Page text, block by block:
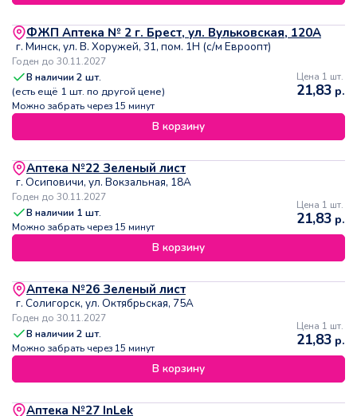
ФЖП Аптека № 2 г. Брест, ул. Вульковская, 120А
г. Минск, ул. В. Хоружей, 31, пом. 1Н (с/м Евроопт)
Годен до 30.11.2027
В наличии2 шт.
(есть ещё 1 шт. по другой цене)
Можно забрать через 15 минут
Цена 1 шт.
21,83 р.
В корзину
Аптека №22 Зеленый лист
г. Осиповичи, ул. Вокзальная, 18А
Годен до 30.11.2027
В наличии 1 шт.
Можно забрать через 15 минут
Цена 1 шт.
21,83 р.
В корзину
Аптека №26 Зеленый лист
г. Солигорск, ул. Октябрьская, 75А
Годен до 30.11.2027
В наличии2 шт.
Можно забрать через 15 минут
Цена 1 шт.
21,83 р.
В корзину
Аптека №27 InLek